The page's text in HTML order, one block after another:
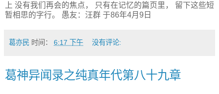
上 没有我们再会的焦点， 只有在记忆的篇页里， 留下这些短
暂相思的字行。 愚友：汪群 于86年4月9日
葛亦民 时间： 6:17 下午 没有评论:
葛神异闻录之纯真年代第八十九章